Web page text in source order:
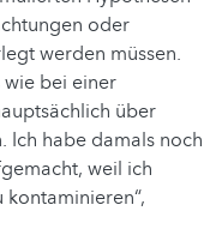
oder
werden müssen.
wie bei einer
über
Ich habe damals noch
weil ich